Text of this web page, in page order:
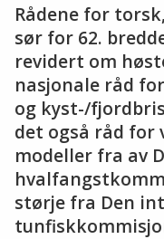
Rådene for
sør for 62.
revidert om
nasjonale råd
og kyst-/
det også råd for
modeller fra av
størje fra Den